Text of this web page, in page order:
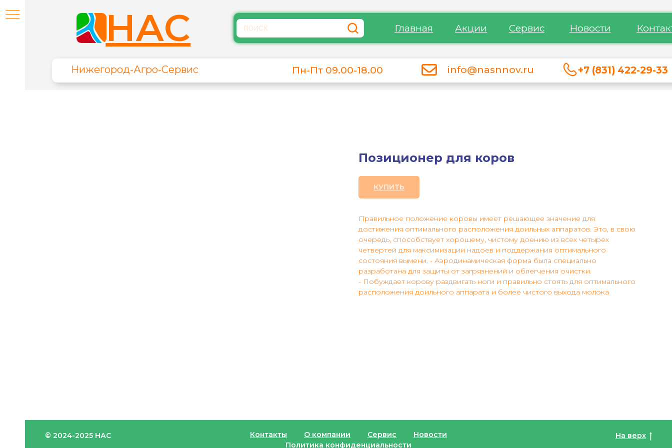
Акции Сервис Новости
Главная
НАС
+7 (831) 422-29-33
Пн-Пт 09.00-18.00
Нижегород-Агро-Сервис info@nasnnov.ru
Позиционер для коров
КУПИТЬ
Правильное положение коровы имеет решающее значение для
достижения оптимального расположения доильных аппаратов. Это, в свою
очередь, способствует хорошему, чистому доению из всех четырех
четвертей для максимизации надоев и поддержания оптимального
состояния вымени. - Аэродинамическая форма была специально
разработана для защиты от загрязнений и облегчения очистки.
- Побуждает корову раздвигать ноги и правильно стоять для оптимального
расположения доильного аппарата и более чистого выхода молока
© 2024-2025 НАС Контакты О компании Сервис
Новости
Политика конфиденциальности
На верх